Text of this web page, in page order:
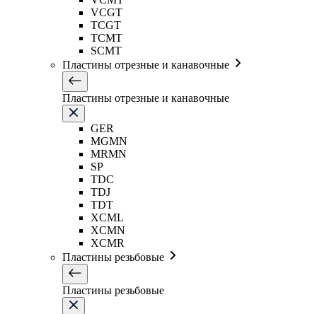
VCGT
TCGT
TCMT
SCMT
Пластины отрезные и канавочные
Пластины отрезные и канавочные
GER
MGMN
MRMN
SP
TDC
TDJ
TDT
XCML
XCMN
XCMR
Пластины резьбовые
Пластины резьбовые